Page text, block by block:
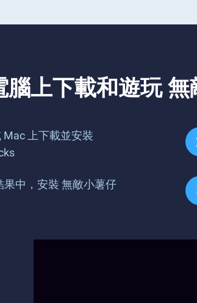
腦上下載和遊玩 無
Mac 上下載並安裝
果中，安裝 無敵小薯仔